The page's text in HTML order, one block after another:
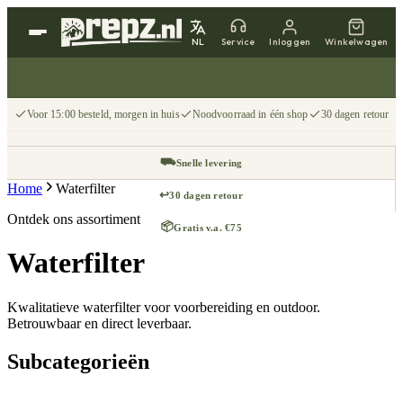
NL Service Inloggen Winkelwagen
Voor 15:00 besteld, morgen in huis Noodvoorraad in één shop 30 dagen retour
⛟Snelle levering
↩30 dagen retour
📦Gratis v.a. €75
Home
Waterfilter
Ontdek ons assortiment
Waterfilter
Kwalitatieve waterfilter voor voorbereiding en outdoor.
Betrouwbaar en direct leverbaar.
Subcategorieën